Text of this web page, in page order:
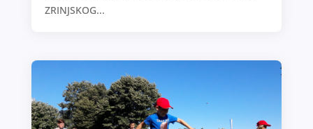
ZRINJSKOG...